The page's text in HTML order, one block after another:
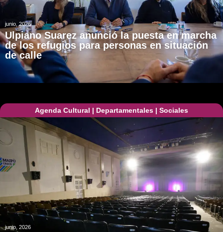
junio, 2026
Ulpiano Suarez anunció la puesta en marcha
de los refugios para personas en situación
de calle
Agenda Cultural | Departamentales | Sociales
junio, 2026